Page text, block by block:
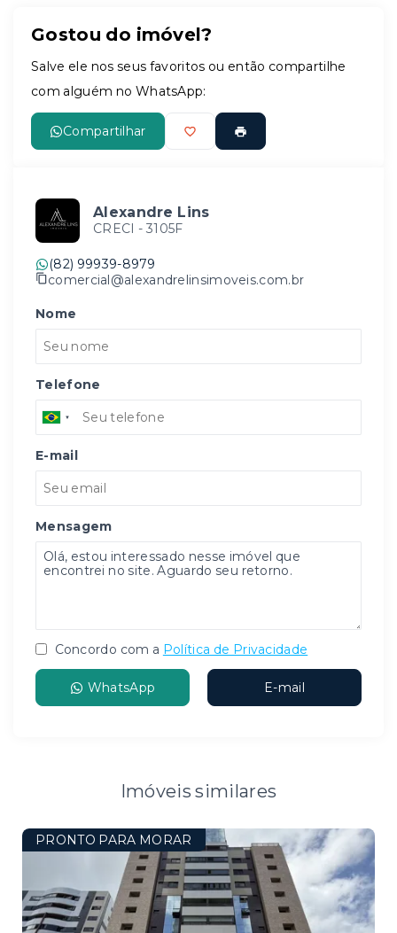
Gostou do imóvel?
Salve ele nos seus favoritos ou então compartilhe
com alguém no WhatsApp:
Compartilhar
Alexandre Lins
CRECI - 3105F
(82) 99939-8979
comercial@alexandrelinsimoveis.com.br
Nome
Telefone
E-mail
Mensagem
Concordo com a Política de Privacidade
WhatsApp E-mail
Imóveis similares
PRONTO PARA MORAR